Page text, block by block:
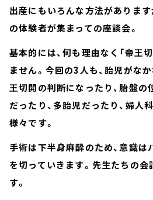
出産にもいろんな方法があります
の体験者が集まっての座談会。
基本的には、何も理由なく「帝王
ません。今回の3人も、胎児がな
王切開の判断になったり、胎盤の
だったり、多胎児だったり、婦人
様々です。
手術は下半身麻酔のため、意識
を切っていきます。先生たちの
す。